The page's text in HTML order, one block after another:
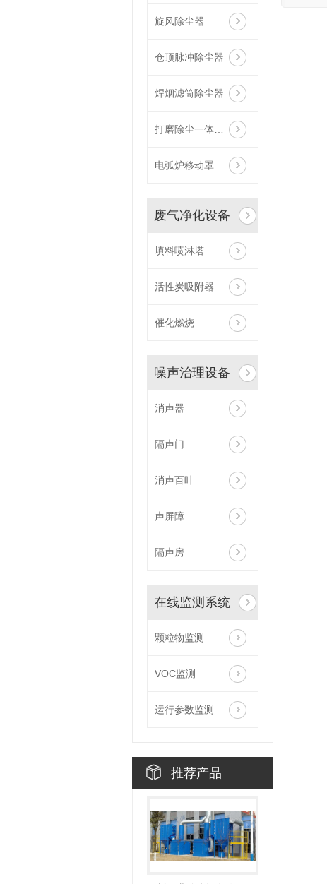
旋风除尘器
仓顶脉冲除尘器
焊烟滤筒除尘器
打磨除尘一体设备
电弧炉移动罩
废气净化设备
填料喷淋塔
活性炭吸附器
催化燃烧
噪声治理设备
消声器
隔声门
消声百叶
声屏障
隔声房
在线监测系统
颗粒物监测
VOC监测
运行参数监测
推荐产品